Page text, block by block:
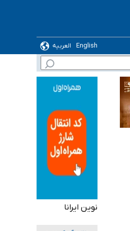
English
العربیه
نوین ایرانا